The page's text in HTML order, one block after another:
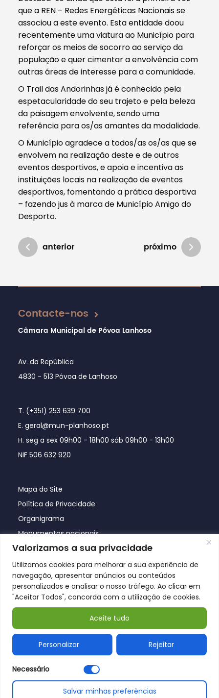
Valorizamos a sua privacidade
Utilizamos cookies para melhorar a sua experiência de
navegação, apresentar anúncios ou conteúdos
personalizados e analisar o nosso tráfego. Ao clicar em
"Aceitar Todos", concorda com a utilização de cookies.
Personalizar Rejeitar
Aceite tudo
Necessário
Salvar minhas preferências
que a REN – Redes Energéticas Nacionais se
associou a este evento. Esta entidade doou
recentemente uma viatura ao Município para
reforçar os meios de socorro ao serviço da
população e quer cimentar a envolvência com
outras áreas de interesse para a comunidade.
O Trail das Andorinhas já é conhecido pela
espetacularidade do seu trajeto e pela beleza
da paisagem envolvente, sendo uma
referência para os/as amantes da modalidade.
O Município agradece a todos/as os/as que se
envolvem na realização deste e de outros
eventos desportivos, e apoia e incentiva as
instituições locais na realização de eventos
desportivos, fomentando a prática desportiva
– fazendo jus à marca de Município Amigo do
Desporto.
anterior próximo
Atualizado em 26/02/2026
Contacte-nos
Câmara Municipal de Póvoa Lanhoso
Av. da República
4830 - 513 Póvoa de Lanhoso
T. (+351) 253 639 700
E. geral@mun-planhoso.pt
H. seg a sex 09h00 - 18h00 sáb 09h00 - 13h00
NIF 506 632 920
Mapa do Site
Política de Privacidade
Organigrama
Monumentos nacionais
© Póvoa de Lanhoso 2026